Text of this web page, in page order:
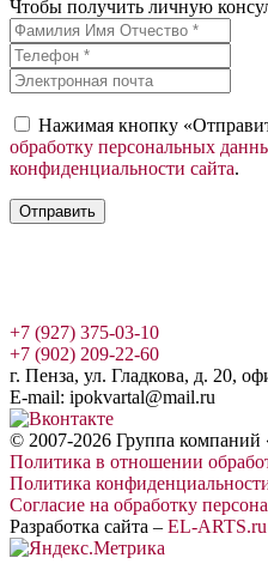
Чтобы получить личную
Нажимая кнопку
обработку персональных
конфиденциальности сайта.
Отправить
+7 (927) 375-03-10
+7 (902) 209-22-60
г. Пенза, ул. Гладкова, д. 20,
E-mail: ipokvartal@mail.ru
© 2007-2026 Группа
Политика в отношении
Политика
Согласие на обработку
Разработка сайта – EL-ARTS.ru